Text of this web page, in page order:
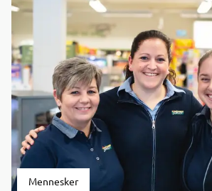
Mennesker